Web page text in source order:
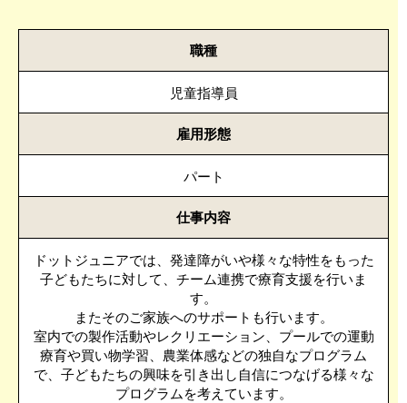
職種
児童指導員
雇用形態
パート
仕事内容
ドットジュニアでは、発達障がいや様々な特性をもった
子どもたちに対して、チーム連携で療育支援を行いま
す。
またそのご家族へのサポートも行います。
室内での製作活動やレクリエーション、プールでの運動
療育や買い物学習、農業体感などの独自なプログラム
で、子どもたちの興味を引き出し自信につなげる様々な
プログラムを考えています。